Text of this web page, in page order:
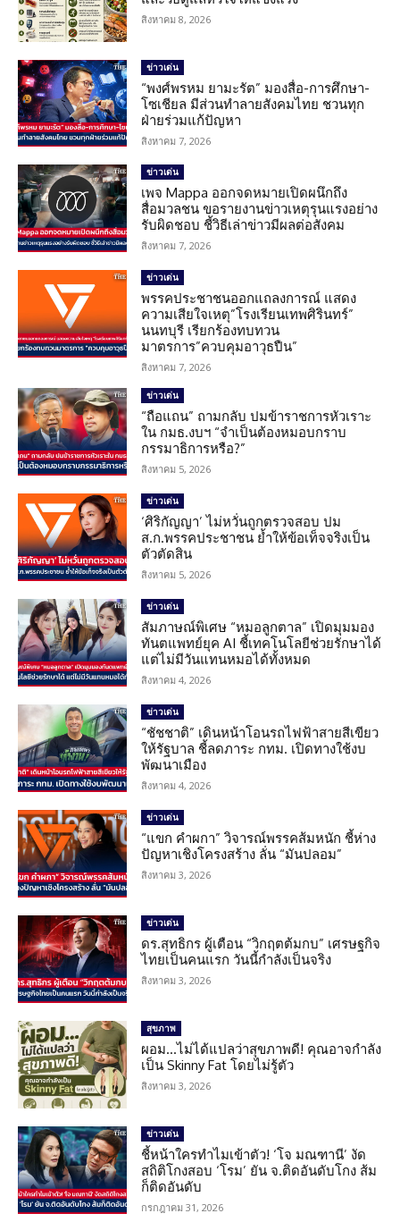
สิงหาคม 8, 2026
ข่าวเด่น
“พงศ์พรหม ยามะรัต” มองสื่อ-การศึกษา-
โซเชียล มีส่วนทำลายสังคมไทย ชวนทุก
ฝ่ายร่วมแก้ปัญหา
สิงหาคม 7, 2026
ข่าวเด่น
เพจ Mappa ออกจดหมายเปิดผนึกถึง
สื่อมวลชน ขอรายงานข่าวเหตุรุนแรงอย่าง
รับผิดชอบ ชี้วิธีเล่าข่าวมีผลต่อสังคม
สิงหาคม 7, 2026
ข่าวเด่น
พรรคประชาชนออกแถลงการณ์ แสดง
ความเสียใจเหตุ”โรงเรียนเทพศิรินทร์”
นนทบุรี เรียกร้องทบทวน
มาตรการ”ควบคุมอาวุธปืน”
สิงหาคม 7, 2026
ข่าวเด่น
“ถือแถน” ถามกลับ ปมข้าราชการหัวเราะ
ใน กมธ.งบฯ “จำเป็นต้องหมอบกราบ
กรรมาธิการหรือ?”
สิงหาคม 5, 2026
ข่าวเด่น
‘ศิริกัญญา’ ไม่หวั่นถูกตรวจสอบ ปม
ส.ก.พรรคประชาชน ย้ำให้ข้อเท็จจริงเป็น
ตัวตัดสิน
สิงหาคม 5, 2026
ข่าวเด่น
สัมภาษณ์พิเศษ “หมอลูกตาล” เปิดมุมมอง
ทันตแพทย์ยุค AI ชี้เทคโนโลยีช่วยรักษาได้
แต่ไม่มีวันแทนหมอได้ทั้งหมด
สิงหาคม 4, 2026
ข่าวเด่น
“ชัชชาติ” เดินหน้าโอนรถไฟฟ้าสายสีเขียว
ให้รัฐบาล ชี้ลดภาระ กทม. เปิดทางใช้งบ
พัฒนาเมือง
สิงหาคม 4, 2026
ข่าวเด่น
“แขก คำผกา” วิจารณ์พรรคส้มหนัก ชี้ห่าง
ปัญหาเชิงโครงสร้าง ลั่น “มันปลอม”
สิงหาคม 3, 2026
ข่าวเด่น
ดร.สุทธิกร ผู้เตือน “วิกฤตต้มกบ” เศรษฐกิจ
ไทยเป็นคนแรก วันนี้กำลังเป็นจริง
สิงหาคม 3, 2026
สุขภาพ
ผอม…ไม่ได้แปลว่าสุขภาพดี! คุณอาจกำลัง
เป็น Skinny Fat โดยไม่รู้ตัว
สิงหาคม 3, 2026
ข่าวเด่น
ชี้หน้าใครทำไมเข้าตัว! ‘โจ มณฑานี’ งัด
สถิติโกงสอบ ‘โรม’ ยัน จ.ติดอันดับโกง ส้ม
ก็ติดอันดับ
กรกฎาคม 31, 2026